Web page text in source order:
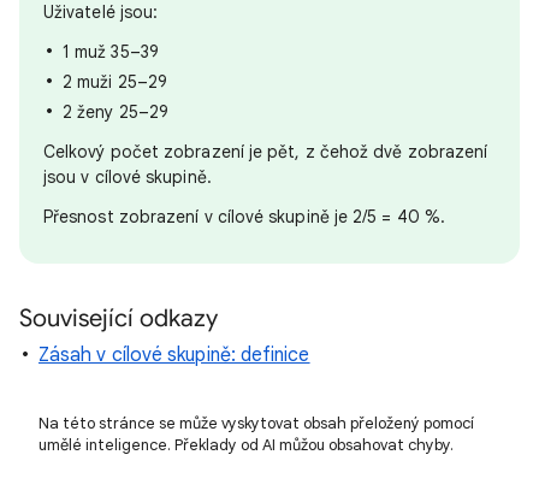
Uživatelé jsou:
1 muž 35–39
2 muži 25–29
2 ženy 25–29
Celkový počet zobrazení je pět, z čehož dvě zobrazení
jsou v cílové skupině.
Přesnost zobrazení v cílové skupině je 2/5 = 40 %.
Související odkazy
Zásah v cílové skupině: definice
Na této stránce se může vyskytovat obsah přeložený pomocí
umělé inteligence. Překlady od AI můžou obsahovat chyby.